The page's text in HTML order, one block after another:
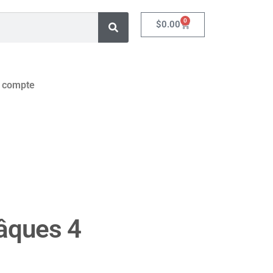
$0.00 0
4